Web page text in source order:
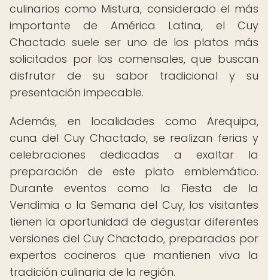
culinarios como Mistura, considerado el más
importante de América Latina, el Cuy
Chactado suele ser uno de los platos más
solicitados por los comensales, que buscan
disfrutar de su sabor tradicional y su
presentación impecable.
Además, en localidades como Arequipa,
cuna del Cuy Chactado, se realizan ferias y
celebraciones dedicadas a exaltar la
preparación de este plato emblemático.
Durante eventos como la Fiesta de la
Vendimia o la Semana del Cuy, los visitantes
tienen la oportunidad de degustar diferentes
versiones del Cuy Chactado, preparadas por
expertos cocineros que mantienen viva la
tradición culinaria de la región.